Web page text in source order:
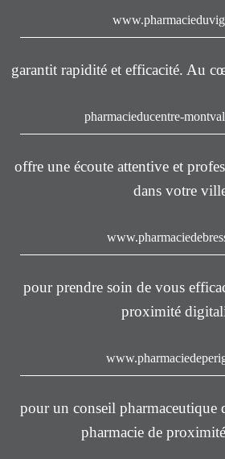
garantit rapidité et efficacité. Au
pharmacieducentre-
offre une écoute attentive et
dans votre
pour prendre soin de vous
proximité
pour un conseil pharmaceutique
pharmacie de